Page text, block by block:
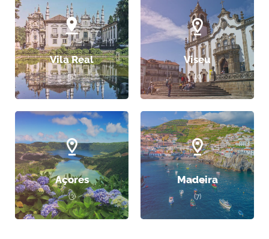
Vila Real
(5)
Viseu
(10)
Açores
(3)
Madeira
(7)